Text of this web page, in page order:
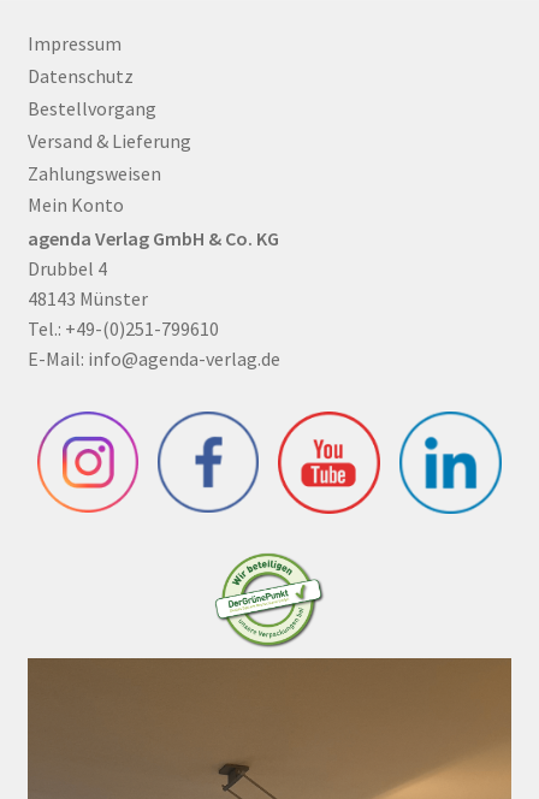
Impressum
Datenschutz
Bestellvorgang
Versand & Lieferung
Zahlungsweisen
Mein Konto
agenda Verlag GmbH & Co. KG
Drubbel 4
48143 Münster
Tel.: +49-(0)251-799610
E-Mail: info@agenda-verlag.de